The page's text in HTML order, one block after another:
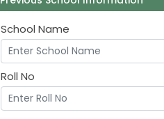
School Name
Roll No